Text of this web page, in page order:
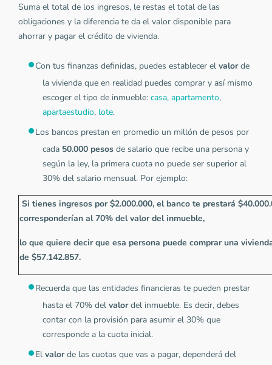
Suma el total de los ingresos, le restas el total de las
obligaciones y la diferencia te da el valor disponible para
ahorrar y pagar el crédito de vivienda.
Con tus finanzas definidas, puedes establecer el valorde
la vivienda que en realidad puedes comprar y así mismo
escoger el tipo de inmueble: casa, apartamento,
apartaestudio, lote.
Los bancos prestan en promedio un millón de pesos por
cada 50.000 pesos de salario que recibe una persona y
según la ley, la primera cuota no puede ser superior al
30% del salario mensual. Por ejemplo:
Si tienes ingresos por $2.000.000, el banco te prestará
corresponderían al 70% del valor del inmueble,
lo que quiere decir que esa persona puede comprar una
de $57.142.857.
Recuerda que las entidades financieras te pueden prestar
hasta el 70% del valordel inmueble. Es decir, debes
contar con la provisión para asumir el 30% que
corresponde a la cuota inicial.
El valorde las cuotas que vas a pagar, dependerá del